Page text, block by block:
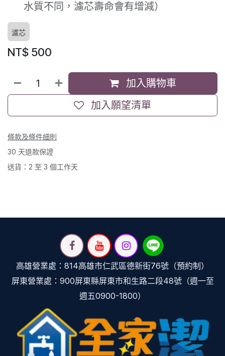
水質不同，濾芯壽命會有增減）
濾芯
NT$ 500
加入購物車
加入願望清單
條款及條件細則
30 天退款保證
送貨：2 至 3 個工作天
高雄營業處：814高雄市仁武區德新街76號（預約制）
屏東營業處：900屏東縣屏東市和生路二段48號（週一至
週五0900-1800）